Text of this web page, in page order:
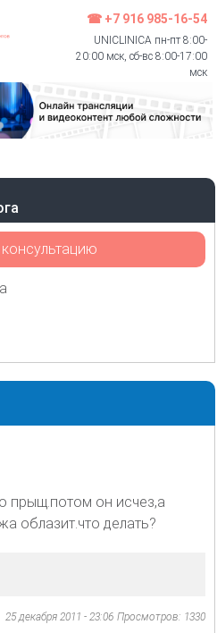
☎ +7 916 985-16-54
UNICLINICA пн-пт 8:00-
20:00 мск, сб-вс 8:00-17:00
мск
прыщ.потом он исчез,а
облазит.что делать?
25 декабря 2011 - 23:06 Просмотров: 1330